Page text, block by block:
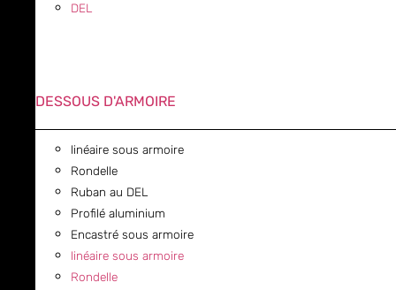
DEL
DESSOUS D'ARMOIRE
linéaire sous armoire
Rondelle
Ruban au DEL
Profilé aluminium
Encastré sous armoire
linéaire sous armoire
Rondelle